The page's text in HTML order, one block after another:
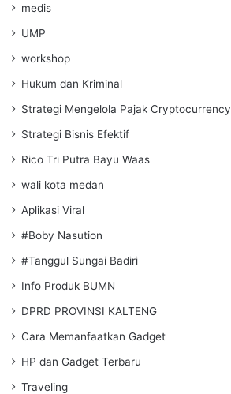
medis
UMP
workshop
Hukum dan Kriminal
Strategi Mengelola Pajak Cryptocurrency
Strategi Bisnis Efektif
Rico Tri Putra Bayu Waas
wali kota medan
Aplikasi Viral
#Boby Nasution
#Tanggul Sungai Badiri
Info Produk BUMN
DPRD PROVINSI KALTENG
Cara Memanfaatkan Gadget
HP dan Gadget Terbaru
Traveling